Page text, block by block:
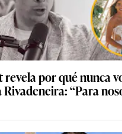
por qué nunca
“Para